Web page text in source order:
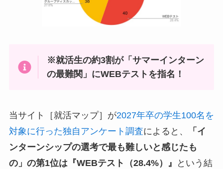
※就活生の約3割が「サマーインターン
の最難関」にWEBテストを指名！
当サイト［就活マップ］が2027年卒の学生100名を
対象に行った独自アンケート調査によると、
「イ
ンターンシップの選考で最も難しいと感じたも
の」の第1位は『WEBテスト（28.4%）』
という結